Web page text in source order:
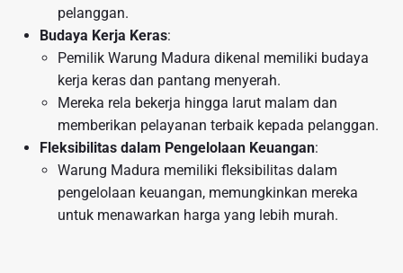
pelanggan.
Budaya Kerja Keras:
Pemilik Warung Madura dikenal memiliki budaya
kerja keras dan pantang menyerah.
Mereka rela bekerja hingga larut malam dan
memberikan pelayanan terbaik kepada pelanggan.
Fleksibilitas dalam Pengelolaan Keuangan:
Warung Madura memiliki fleksibilitas dalam
pengelolaan keuangan, memungkinkan mereka
untuk menawarkan harga yang lebih murah.